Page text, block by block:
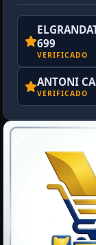
699
VERIFICADO
ANTONI
VERIFICADO